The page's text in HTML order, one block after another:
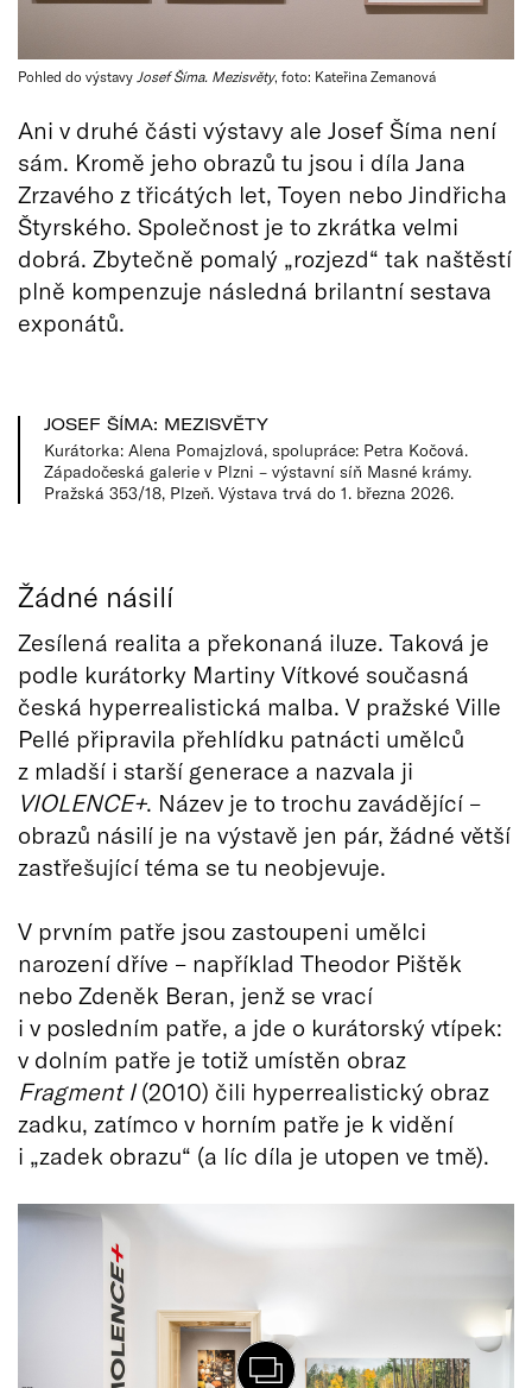
Pohled do výstavy Josef Šíma. Mezisvěty, foto: Kateřina Zemanová
Ani v druhé části výstavy ale Josef Šíma není
sám. Kromě jeho obrazů tu jsou i díla Jana
Zrzavého z třicátých let, Toyen nebo Jindřicha
Štyrského. Společnost je to zkrátka velmi
dobrá. Zbytečně pomalý „rozjezd“ tak naštěstí
plně kompenzuje následná brilantní sestava
exponátů.
JOSEF ŠÍMA: MEZISVĚTY
Kurátorka: Alena Pomajzlová, spolupráce: Petra Kočová.
Západočeská galerie v Plzni – výstavní síň Masné krámy.
Pražská 353/18, Plzeň. Výstava trvá do 1. března 2026.
Žádné násilí
Zesílená realita a překonaná iluze. Taková je
podle kurátorky Martiny Vítkové současná
česká hyperrealistická malba. V pražské Ville
Pellé připravila přehlídku patnácti umělců
z mladší i starší generace a nazvala ji
VIOLENCE+. Název je to trochu zavádějící –
obrazů násilí je na výstavě jen pár, žádné větší
zastřešující téma se tu neobjevuje.
V prvním patře jsou zastoupeni umělci
narození dříve – například Theodor Pištěk
nebo Zdeněk Beran, jenž se vrací
i v posledním patře, a jde o kurátorský vtípek:
v dolním patře je totiž umístěn obraz
Fragment I(2010) čili hyperrealistický obraz
zadku, zatímco v horním patře je k vidění
i „zadek obrazu“ (a líc díla je utopen ve tmě).